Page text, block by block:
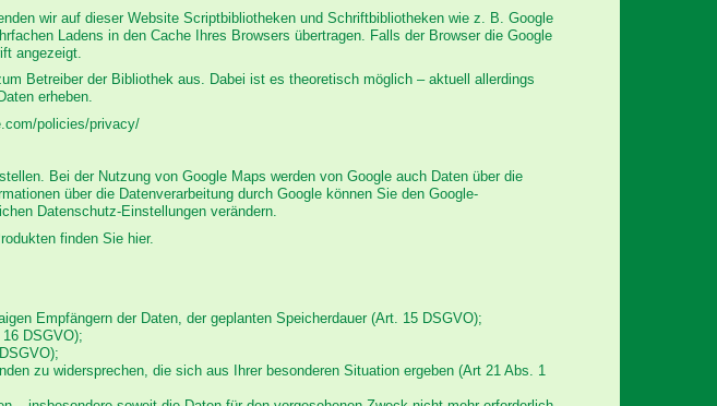
wir auf dieser Website Scriptbibliotheken und Schriftbibliotheken wie z. B. Google
Ladens in den Cache Ihres Browsers übertragen. Falls der Browser die Google
angezeigt.
Betreiber der Bibliothek aus. Dabei ist es theoretisch möglich – aktuell allerdings
erheben.
policies/privacy/
Bei der Nutzung von Google Maps werden von Google auch Daten über die
über die Datenverarbeitung durch Google können Sie den Google-
Datenschutz-Einstellungen verändern.
finden Sie hier.
Empfängern der Daten, der geplanten Speicherdauer (Art. 15 DSGVO);
DSGVO);
zu widersprechen, die sich aus Ihrer besonderen Situation ergeben (Art 21 Abs. 1